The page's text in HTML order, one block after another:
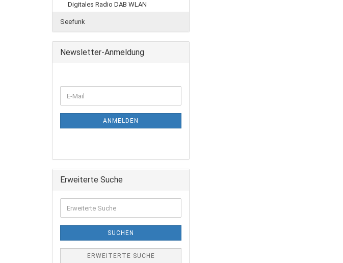
Digitales Radio DAB WLAN
Seefunk
Newsletter-Anmeldung
ANMELDEN
Erweiterte Suche
SUCHEN
ERWEITERTE SUCHE